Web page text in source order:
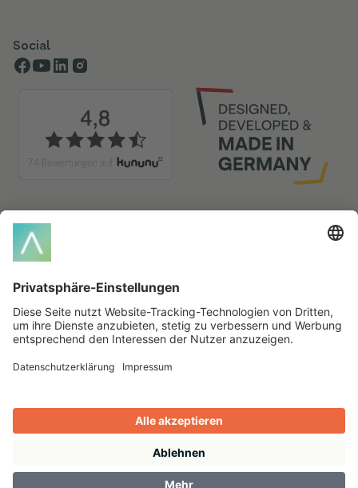
Social
Glossar-Index
A
B
C
M
P
T